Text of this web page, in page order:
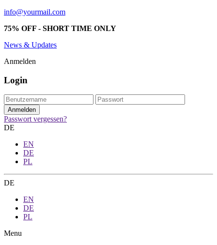
info@yourmail.com
75% OFF - SHORT TIME ONLY
News & Updates
Anmelden
Login
Passwort vergessen?
DE
EN
DE
PL
DE
EN
DE
PL
Menu